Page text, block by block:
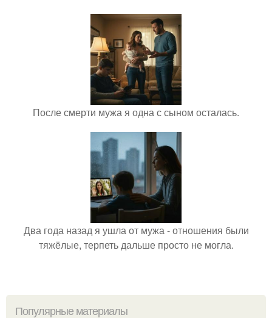
После смерти мужа я одна с сыном осталась.
Два года назад я ушла от мужа - отношения были
тяжёлые, терпеть дальше просто не могла.
Популярные материалы